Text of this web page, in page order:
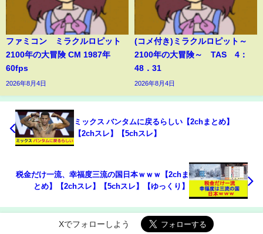
ファミコン ミラクルロピット
2100年の大冒険 CM 1987年
60fps
2026年8月4日
(コメ付き)ミラクルロピット～
2100年の大冒険～ TAS 4：
48．31
2026年8月4日
ミックス バンタムに戻るらしい【2chまとめ】
【2chスレ】【5chスレ】
税金だけ一流、幸福度三流の国日本ｗｗｗ【2chま
とめ】【2chスレ】【5chスレ】【ゆっくり】
Xでフォローしよう